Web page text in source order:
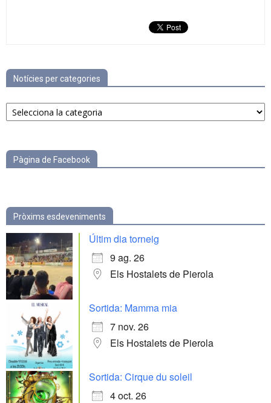
Notícies per categories
Notícies
per
Pàgina de Facebook
Pròxims esdeveniments
Últim dia torneig
9 ag. 26
Els Hostalets de Pierola
Sortida: Mamma mia
7 nov. 26
Els Hostalets de Pierola
Sortida: Cirque du soleil
4 oct. 26